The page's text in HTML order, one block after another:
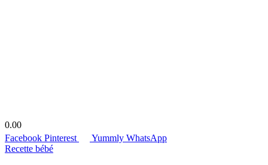
0.00
Facebook Pinterest Yummly WhatsApp
Recette bébé